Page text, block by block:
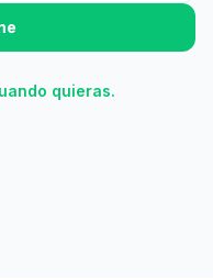
quieras.